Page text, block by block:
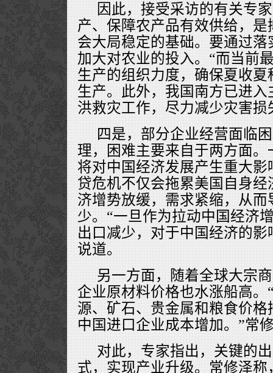
因此，接受采访的有关专
产、保障农产品有效供给，
会大局稳定的基础。要通过
加大对农业的投入。“而当前
生产的组织力度，确保夏收
生产。此外，我国南方已进
洪救灾工作，尽力减少灾害损
四是，部分企业经营面临
理，困难主要来自于两方面
将对中国经济发展产生重大
贷危机不仅会拖累美国自身
济增势放缓，需求紧缩，从
少。“一旦作为拉动中国经济
出口减少，对于中国经济的
说道。
另一方面，随着全球大宗
企业原材料价格也水涨船高。
源、矿石、贵金属和粮食价
中国进口企业成本增加。”常
对此，专家指出，关键的
式，实现产业升级。常修泽